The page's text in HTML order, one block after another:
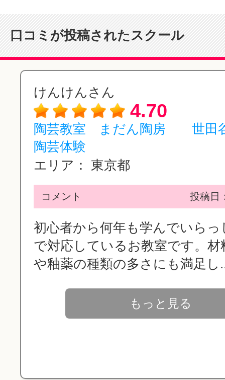
口コミが投稿されたスクール
けんけんさん
4.70
陶芸教室 まだん陶房 世田
陶芸体験
エリア：
東京都
コメント 投稿日
初心者から何年も学んでいら
で対応しているお教室です。材
や釉薬の種類の多さにも満足し
もっと見る